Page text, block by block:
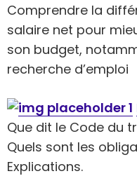
Comprendre la
salaire net pour
son budget,
recherche d’emploi
Que dit le Code du
Quels sont les
Explications.